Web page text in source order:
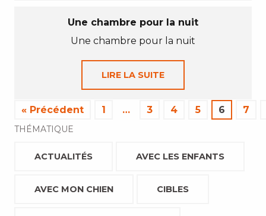
Une chambre pour la nuit
Une chambre pour la nuit
LIRE LA SUITE
« Précédent 1 … 3 4 5 6 7
THÉMATIQUE
ACTUALITÉS AVEC LES ENFANTS
AVEC MON CHIEN CIBLES